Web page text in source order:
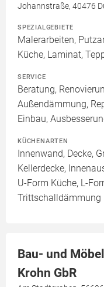
Johannstraße, 40476
SPEZIALGEBIETE
Malerarbeiten,
Küche, Laminat,
SERVICE
Beratung,
Außendämmung,
Einbau,
KÜCHENARTEN
Innenwand, Decke,
Kellerdecke,
U-Form Küche, L-
Trittschalldämmung
Bau- und
Krohn GbR